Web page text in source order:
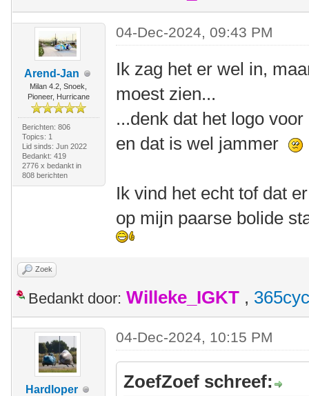
Arend-Jan
Milan 4.2, Snoek,
Pioneer, Hurricane
Berichten: 806
Topics: 1
Lid sinds: Jun 2022
Bedankt: 419
2776 x bedankt in
808 berichten
04-Dec-2024, 09:43 PM
Ik zag het er wel in,
moest zien...
...denk dat het logo
en dat is wel jammer
Ik vind het echt tof dat
op mijn paarse bolide
Zoek
Bedankt door: Willeke_IGKT ,
Hardloper
04-Dec-2024, 10:15 PM
ZoefZoef schreef: